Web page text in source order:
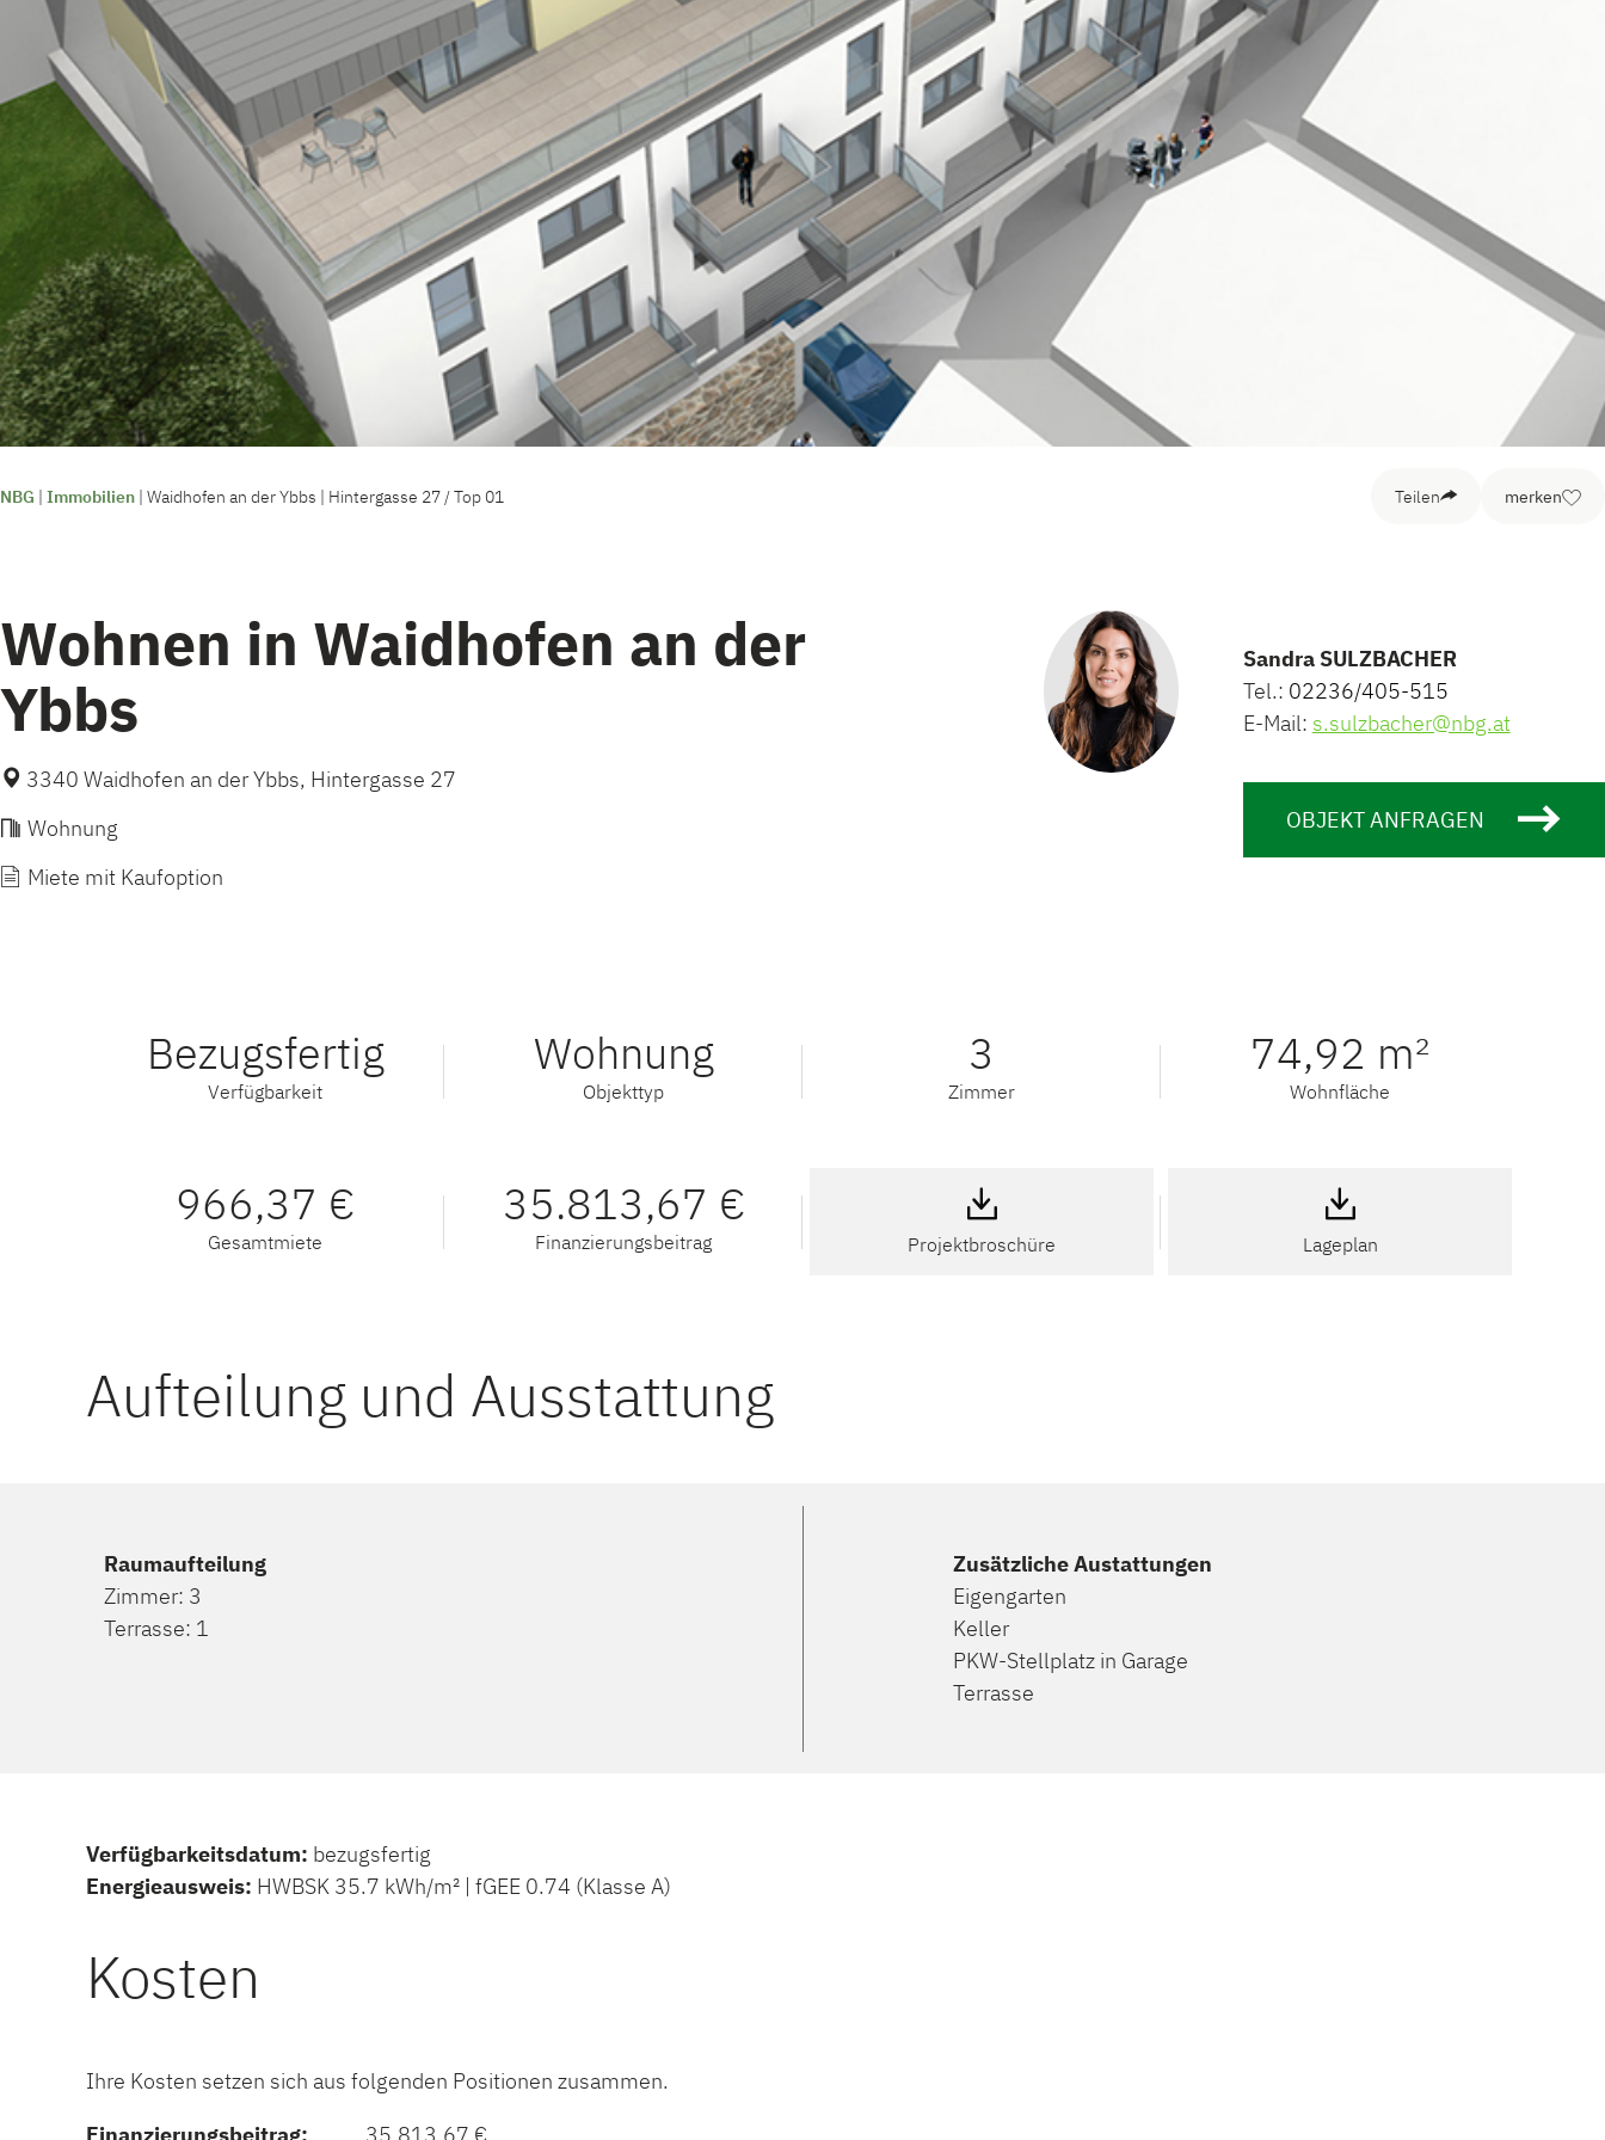
NBG | Immobilien | Waidhofen an der Ybbs | Hintergasse 27 / Top 01 Teilen merken
Wohnen in Waidhofen an der
Ybbs
3340 Waidhofen an der Ybbs, Hintergasse 27
Wohnung
Miete mit Kaufoption
Sandra SULZBACHER
Tel.: 02236/405-515
E-Mail: s.sulzbacher@nbg.at
OBJEKT ANFRAGEN
Bezugsfertig
Verfügbarkeit
Wohnung
Objekttyp
3
Zimmer
74,92 m²
Wohnfläche
966,37 €
Gesamtmiete
35.813,67 €
Finanzierungsbeitrag Projektbroschüre Lageplan
Aufteilung und Ausstattung
Raumaufteilung
Zimmer: 3
Terrasse: 1
Zusätzliche Austattungen
Eigengarten
Keller
PKW-Stellplatz in Garage
Terrasse
Verfügbarkeitsdatum: bezugsfertig
Energieausweis: HWBSK 35.7 kWh/m² | fGEE 0.74 (Klasse A)
Kosten
Ihre Kosten setzen sich aus folgenden Positionen zusammen.